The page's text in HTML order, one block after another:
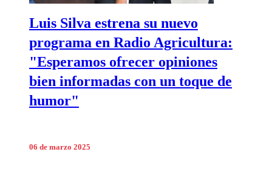
Luis Silva estrena su nuevo
programa en Radio Agricultura:
"Esperamos ofrecer opiniones
bien informadas con un toque de
humor"
06 de marzo 2025